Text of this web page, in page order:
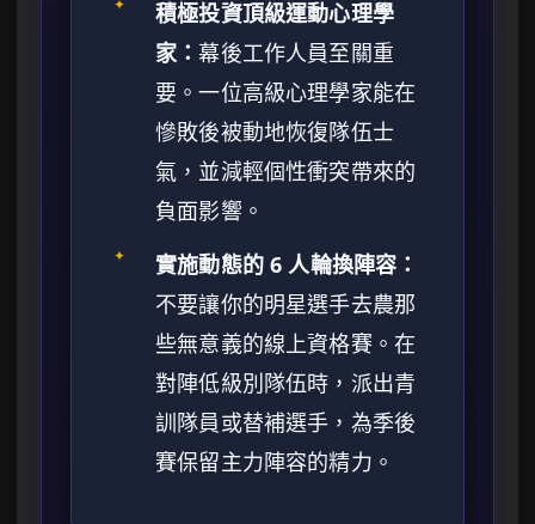
✦
積極投資頂級運動心理學
家： 幕後工作人員至關重
要。一位高級心理學家能在
慘敗後被動地恢復隊伍士
氣，並減輕個性衝突帶來的
負面影響。
✦
實施動態的 6 人輪換陣容：
不要讓你的明星選手去農那
些無意義的線上資格賽。在
對陣低級別隊伍時，派出青
訓隊員或替補選手，為季後
賽保留主力陣容的精力。